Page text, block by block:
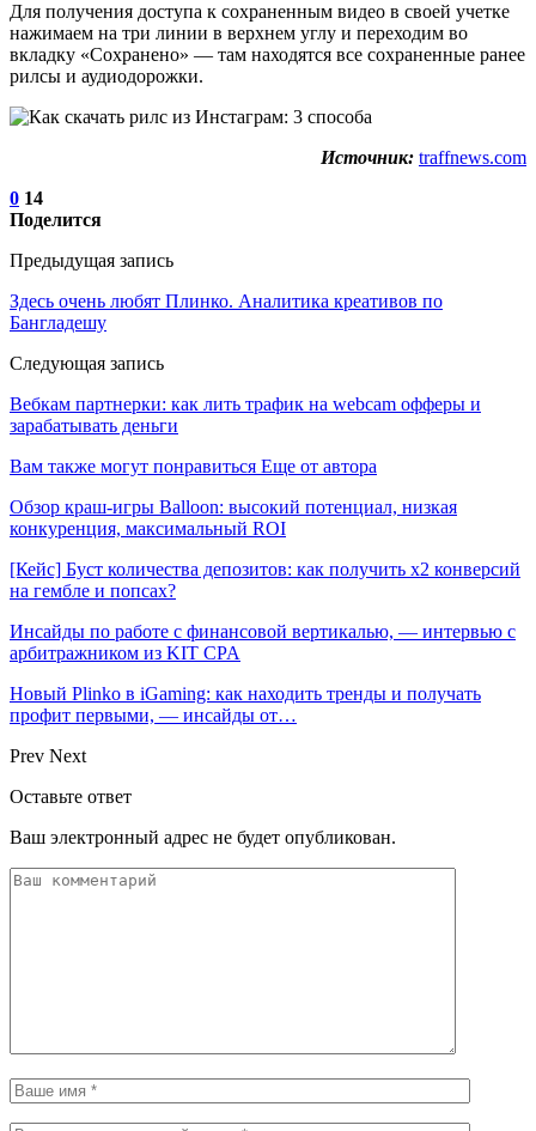
Для получения доступа к сохраненным видео в своей учетке
нажимаем на три линии в верхнем углу и переходим во
вкладку «Сохранено» — там находятся все сохраненные ранее
рилсы и аудиодорожки.
Источник: traffnews.com
0 14
Поделится
Предыдущая запись
Здесь очень любят Плинко. Аналитика креативов по
Бангладешу
Следующая запись
Вебкам партнерки: как лить трафик на webcam офферы и
зарабатывать деньги
Вам также могут понравиться Еще от автора
Обзор краш-игры Balloon: высокий потенциал, низкая
конкуренция, максимальный ROI
[Кейс] Буст количества депозитов: как получить х2 конверсий
на гембле и попсах?
Инсайды по работе с финансовой вертикалью, — интервью с
арбитражником из KIT CPA
Новый Plinko в iGaming: как находить тренды и получать
профит первыми, — инсайды от…
Prev Next
Оставьте ответ
Ваш электронный адрес не будет опубликован.